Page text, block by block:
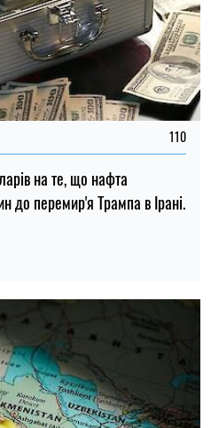
110
на те, що нафта
до перемир'я Трампа в Ірані.